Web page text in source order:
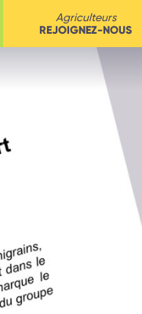
Agriculteurs
REJOIGNEZ-NOUS